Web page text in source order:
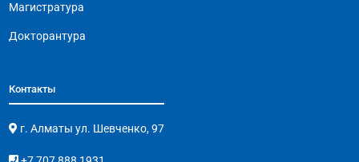
Магистратура
Докторантура
Контакты
г. Алматы ул. Шевченко, 97